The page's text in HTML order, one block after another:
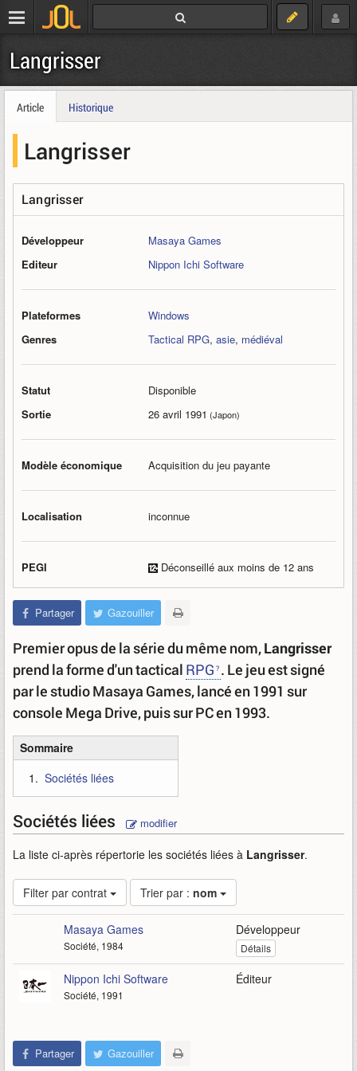
Langrisser
Article Historique
Langrisser
Langrisser
Développeur
Masaya Games
Editeur
Nippon Ichi Software
Plateformes
Windows
Genres
Tactical RPG, asie, médiéval
Statut
Disponible
Sortie
26 avril 1991 (Japon)
Modèle économique Acquisition du jeu payante
Localisation inconnue
PEGI Déconseillé aux moins de 12 ans
Partager Gazouiller
Premier opus de la série du même nom,Langrisser
prend la forme d'un tactical RPG . Le jeu est signé
par le studio Masaya Games, lancé en 1991 sur
console Mega Drive, puis sur PC en 1993.
Sommaire
Sociétés liées
Sociétés liées modifier
La liste ci-après répertorie les sociétés liées à Langrisser.
Filter par contrat Trier par : nom
Masaya Games
Société, 1984
Développeur
Détails
Nippon Ichi Software
Société, 1991
Éditeur
Partager Gazouiller